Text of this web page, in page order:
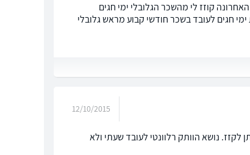
קוזז לי מהשכר הגלובלי ימי חגים
חגים לעובד בשכר חודשי קבוע מראש גלובלי
12/10/2015
נושא הוותק רלוונטי לעובד שעתי ולא